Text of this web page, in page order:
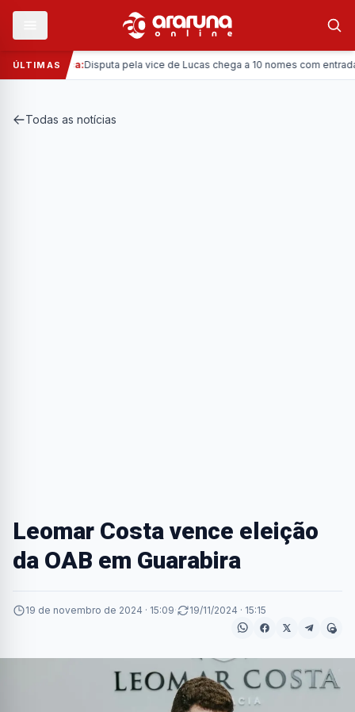
ÚLTIMAS
Política: Disputa pela vice de Lucas chega a 10 nomes com entrada
Todas as notícias
Leomar Costa vence eleição
da OAB em Guarabira
19 de novembro de 2024 · 15:09· 19/11/2024 · 15:15